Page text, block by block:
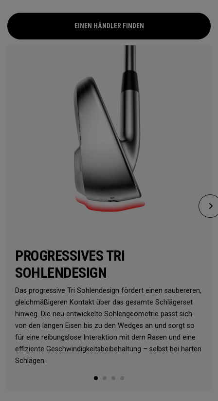
EINEN HÄNDLER FINDEN
PROGRESSIVES TRI
SOHLENDESIGN
Das progressive Tri Sohlendesign fördert einen saubereren,
gleichmäßigeren Kontakt über das gesamte Schlägerset
hinweg. Die neu entwickelte Sohlengeometrie passt sich
von den langen Eisen bis zu den Wedges an und sorgt so
für eine reibungslose Interaktion mit dem Rasen und eine
effiziente Geschwindigkeitsbeibehaltung – selbst bei harten
Schlägen.